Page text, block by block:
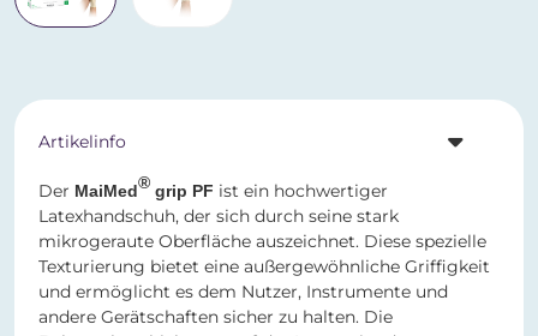
Artikelinfo
Der MaiMed® grip PF ist ein hochwertiger
Latexhandschuh, der sich durch seine stark
mikrogeraute Oberfläche auszeichnet. Diese spezielle
Texturierung bietet eine außergewöhnliche Griffigkeit
und ermöglicht es dem Nutzer, Instrumente und
andere Gerätschaften sicher zu halten. Die